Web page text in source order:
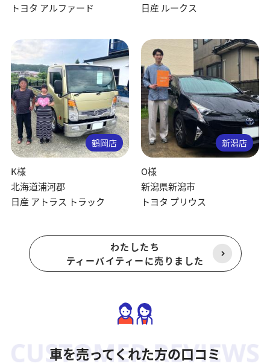
トヨタ アルファード
日産 ルークス
鶴岡店
K様
北海道浦河郡
日産 アトラス トラック
新潟店
O様
新潟県新潟市
トヨタ プリウス
わたしたち
ティーバイティーに売りました
車を売ってくれた方の口コミ